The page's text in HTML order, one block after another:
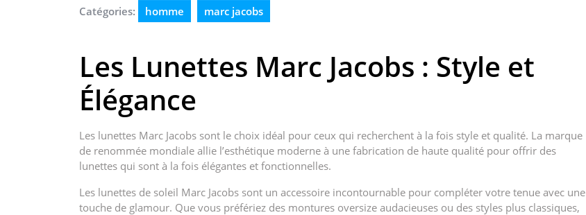
Catégories: homme marc jacobs
Les Lunettes Marc Jacobs : Style et
Élégance
Les lunettes Marc Jacobs sont le choix idéal pour ceux qui recherchent à la fois style et qualité. La marque
de renommée mondiale allie l’esthétique moderne à une fabrication de haute qualité pour offrir des
lunettes qui sont à la fois élégantes et fonctionnelles.
Les lunettes de soleil Marc Jacobs sont un accessoire incontournable pour compléter votre tenue avec une
touche de glamour. Que vous préfériez des montures oversize audacieuses ou des styles plus classiques,